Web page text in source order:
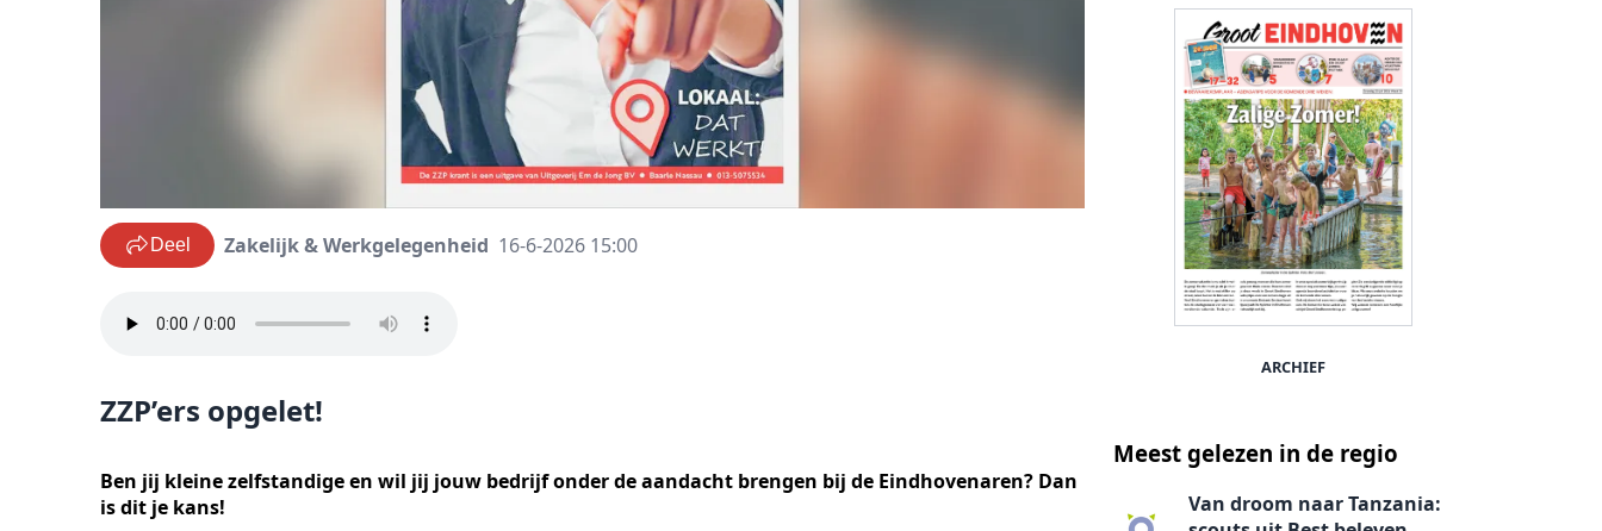
Deel Zakelijk & Werkgelegenheid 16-6-2026 15:00
ZZP’ers opgelet!
Ben jij kleine zelfstandige en wil jij jouw bedrijf onder de aandacht brengen bij de Eindhovenaren? Dan
is dit je kans!
ARCHIEF
Meest gelezen in de regio
Van droom naar Tanzania: